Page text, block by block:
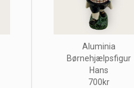
Aluminia
Børnehjælpsfigur
Hans
700kr